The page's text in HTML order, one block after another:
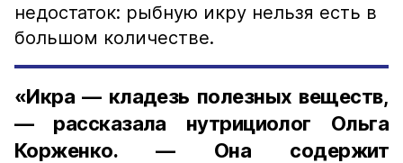
недостаток: рыбную икру нельзя есть в
большом количестве.
«Икра — кладезь полезных веществ,
— рассказала нутрициолог Ольга
Корженко. — Она содержит